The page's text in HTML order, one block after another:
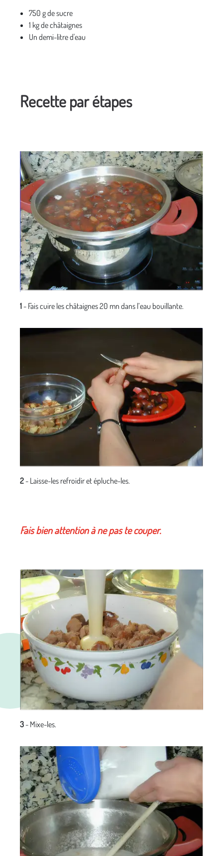
750 g de sucre
1 kg de châtaignes
Un demi-litre d'eau
Recette par étapes
1- Fais cuire les châtaignes 20 mn dans l’eau bouillante.
2- Laisse-les refroidir et épluche-les.
Fais bien attention à ne pas te couper.
3- Mixe-les.